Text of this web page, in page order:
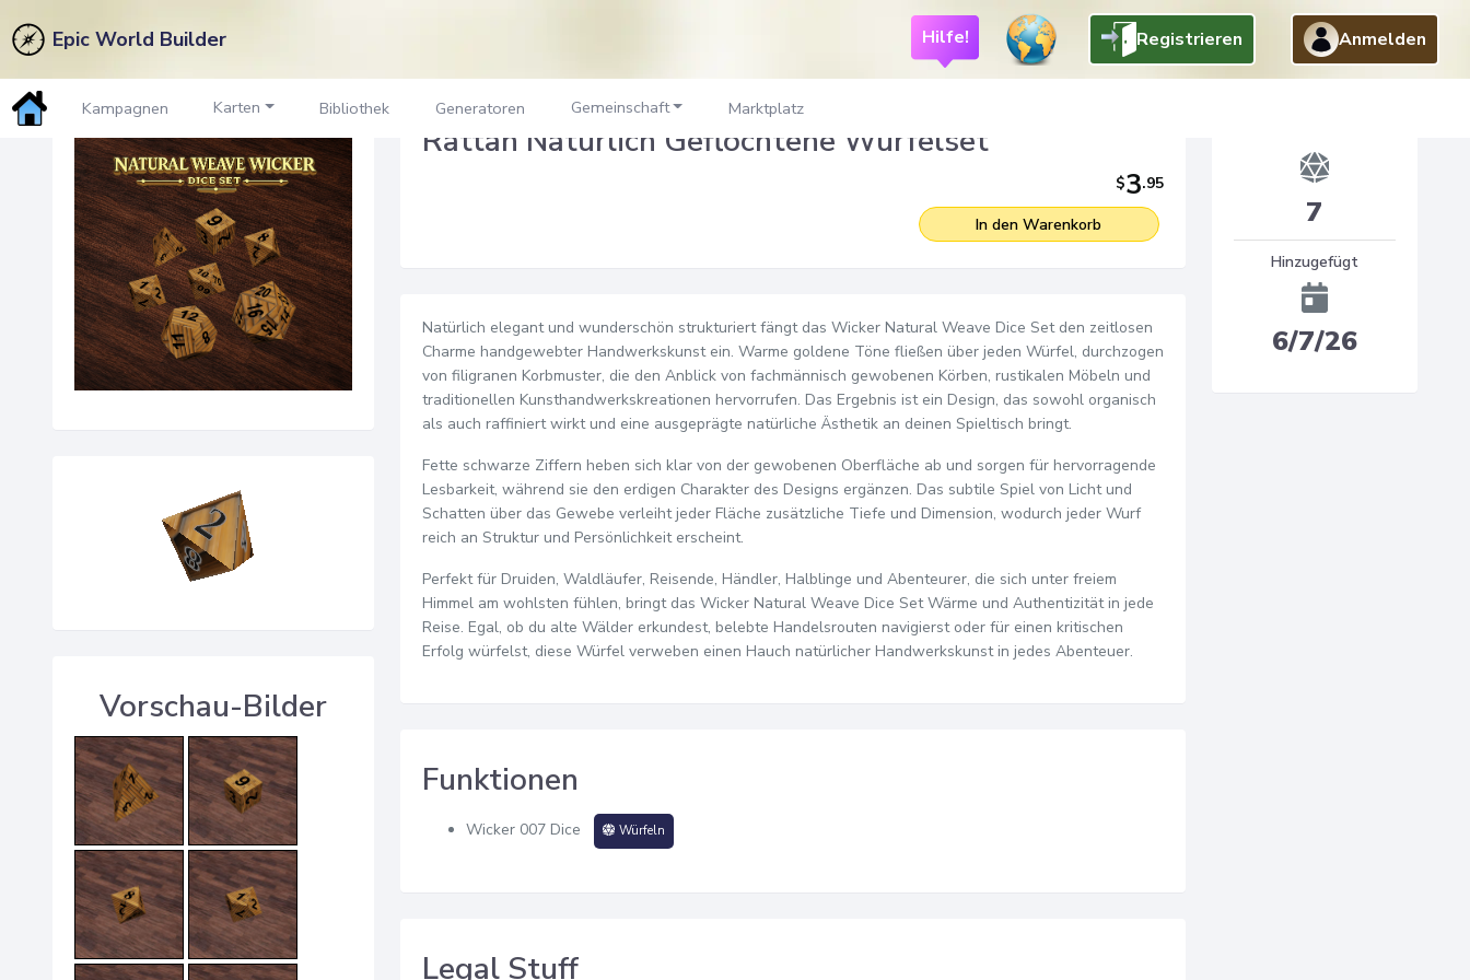
Epic World Builder Hilfe! Registrieren Anmelden
Kampagnen Karten Bibliothek Generatoren Gemeinschaft Marktplatz
Vorschau-Bilder
Rattan Natürlich Geflochtene Würfelset
$3.95
In den Warenkorb
Natürlich elegant und wunderschön strukturiert fängt das Wicker Natural Weave Dice Set den zeitlosen
Charme handgewebter Handwerkskunst ein. Warme goldene Töne fließen über jeden Würfel, durchzogen
von filigranen Korbmuster, die den Anblick von fachmännisch gewobenen Körben, rustikalen Möbeln und
traditionellen Kunsthandwerkskreationen hervorrufen. Das Ergebnis ist ein Design, das sowohl organisch
als auch raffiniert wirkt und eine ausgeprägte natürliche Ästhetik an deinen Spieltisch bringt.
Fette schwarze Ziffern heben sich klar von der gewobenen Oberfläche ab und sorgen für hervorragende
Lesbarkeit, während sie den erdigen Charakter des Designs ergänzen. Das subtile Spiel von Licht und
Schatten über das Gewebe verleiht jeder Fläche zusätzliche Tiefe und Dimension, wodurch jeder Wurf
reich an Struktur und Persönlichkeit erscheint.
Perfekt für Druiden, Waldläufer, Reisende, Händler, Halblinge und Abenteurer, die sich unter freiem
Himmel am wohlsten fühlen, bringt das Wicker Natural Weave Dice Set Wärme und Authentizität in jede
Reise. Egal, ob du alte Wälder erkundest, belebte Handelsrouten navigierst oder für einen kritischen
Erfolg würfelst, diese Würfel verweben einen Hauch natürlicher Handwerkskunst in jedes Abenteuer.
Funktionen
Wicker 007 Dice Würfeln
Legal Stuff
7
Hinzugefügt
6/7/26